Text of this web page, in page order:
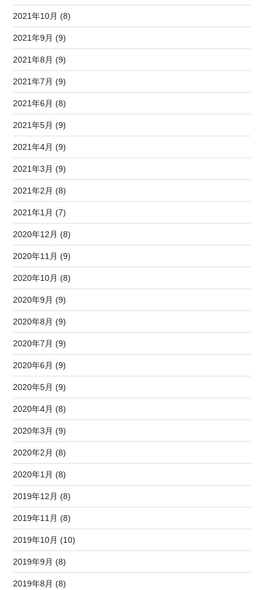
2021年10月 (8)
2021年9月 (9)
2021年8月 (9)
2021年7月 (9)
2021年6月 (8)
2021年5月 (9)
2021年4月 (9)
2021年3月 (9)
2021年2月 (8)
2021年1月 (7)
2020年12月 (8)
2020年11月 (9)
2020年10月 (8)
2020年9月 (9)
2020年8月 (9)
2020年7月 (9)
2020年6月 (9)
2020年5月 (9)
2020年4月 (8)
2020年3月 (9)
2020年2月 (8)
2020年1月 (8)
2019年12月 (8)
2019年11月 (8)
2019年10月 (10)
2019年9月 (8)
2019年8月 (8)